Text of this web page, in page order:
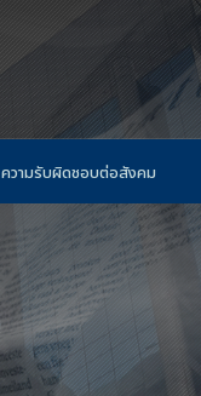
ความรับผิดชอบต่อสังคม